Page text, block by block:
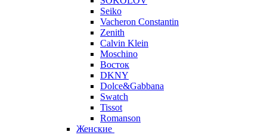
Seiko
Vacheron Constantin
Zenith
Calvin Klein
Moschino
Восток
DKNY
Dolce&Gabbana
Swatch
Tissot
Romanson
Женские